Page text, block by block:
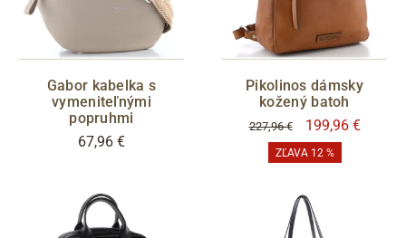
Gabor kabelka s
vymeniteľnými
popruhmi
67,96 €
Pikolinos dámsky
kožený batoh
227,96 € 199,96 €
ZĽAVA 12 %